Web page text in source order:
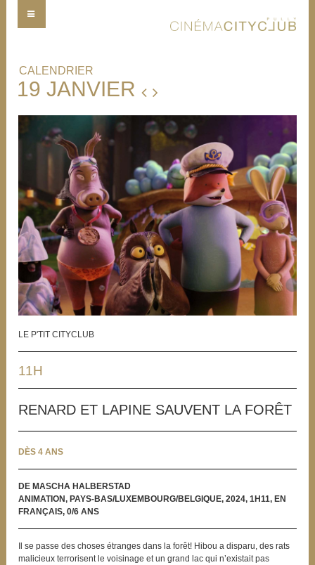
19 JANVIER
LE P'TIT CITYCLUB
11H
RENARD ET LAPINE SAUVENT LA FORÊT
DÈS 4 ANS
DE MASCHA HALBERSTAD
ANIMATION, PAYS-BAS/LUXEMBOURG/BELGIQUE, 2024, 1H11, EN
FRANÇAIS, 0/6 ANS
Il se passe des choses étranges dans la forêt! Hibou a disparu, des rats
malicieux terrorisent le voisinage et un grand lac qui n’existait pas
CALENDRIER